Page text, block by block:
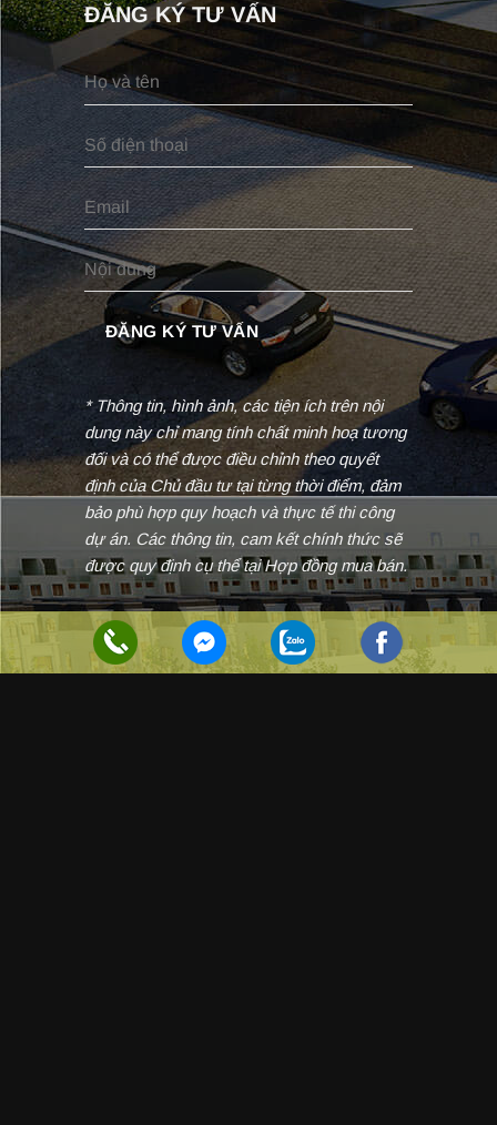
ĐĂNG KÝ TƯ VẤN
* Thông tin, hình ảnh, các tiện ích trên nội
dung này chỉ mang tính chất minh hoạ tương
đối và có thể được điều chỉnh theo quyết
định của Chủ đầu tư tại từng thời điểm, đảm
bảo phù hợp quy hoạch và thực tế thi công
dự án. Các thông tin, cam kết chính thức sẽ
được quy định cụ thể tại Hợp đồng mua bán.